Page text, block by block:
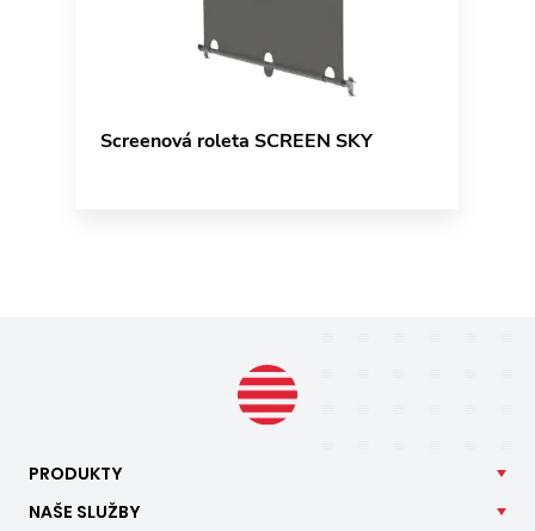
Screenová roleta SCREEN SKY
PRODUKTY
NAŠE SLUŽBY